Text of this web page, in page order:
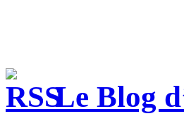
Le Blog